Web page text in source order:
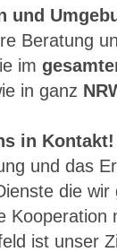
und
Beratung
im
in ganz
in Kontakt!
und das
die wir
Kooperation
ist unser